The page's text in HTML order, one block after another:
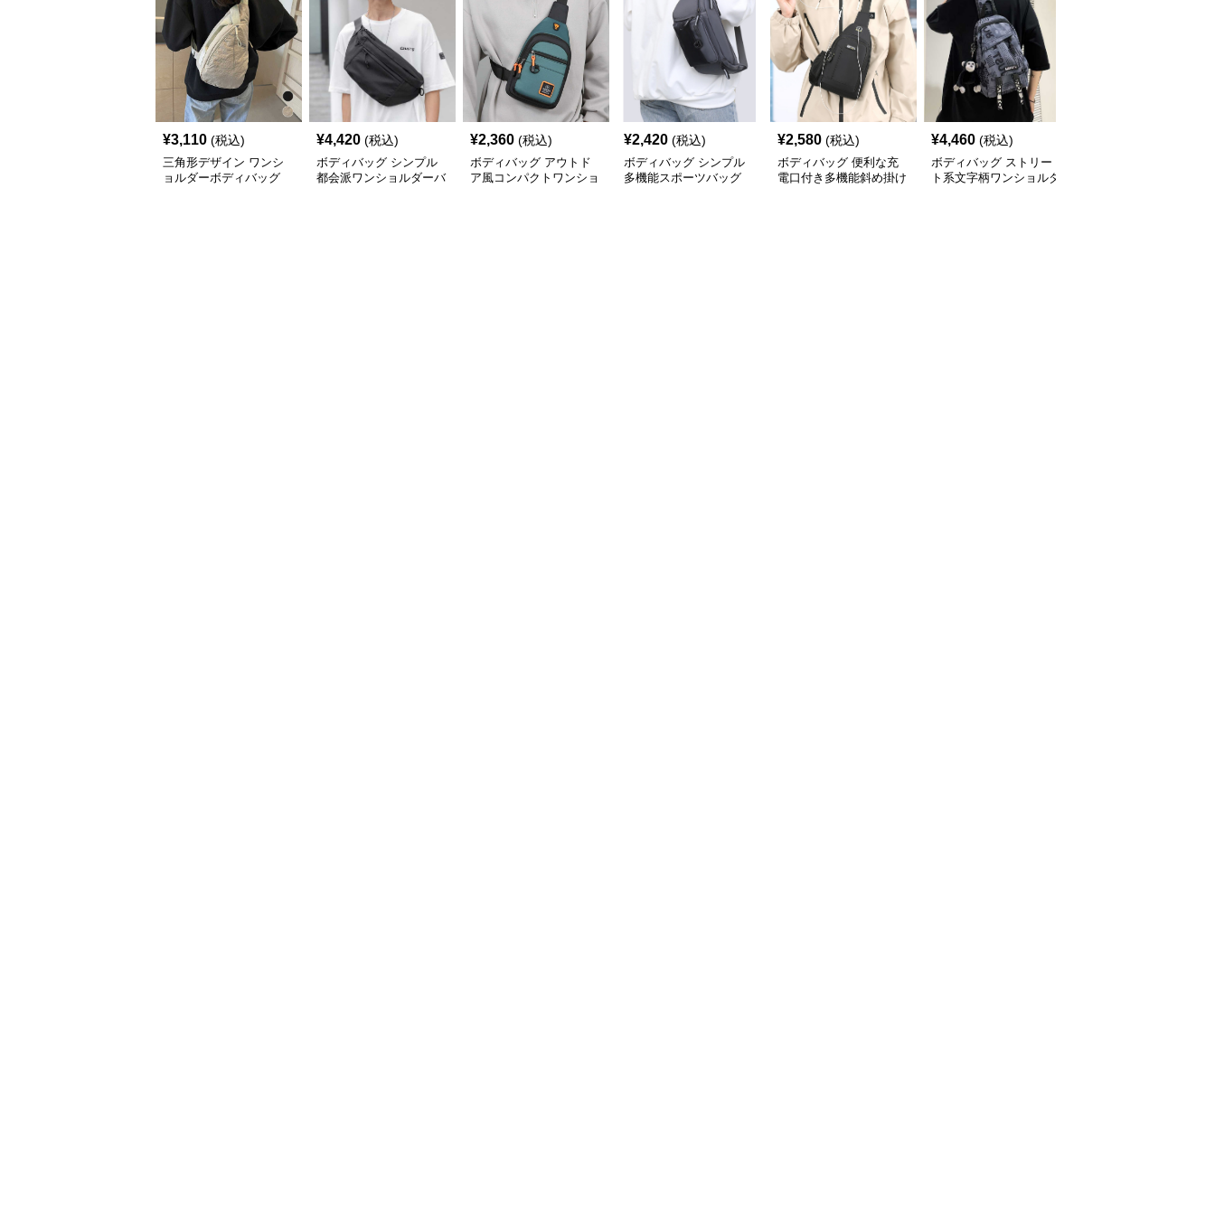
¥3,110 (税込)
三角形デザイン ワンシ
ョルダーボディバッグ
¥4,420 (税込)
ボディバッグ シンプル
都会派ワンショルダーバ
¥2,360 (税込)
ボディバッグ アウトド
ア風コンパクトワンショ
¥2,420 (税込)
ボディバッグ シンプル
多機能スポーツバッグ
¥2,580 (税込)
ボディバッグ 便利な充
電口付き多機能斜め掛け
¥4,460 (税込)
ボディバッグ ストリー
ト系文字柄ワンショルダ